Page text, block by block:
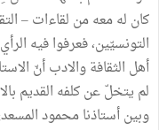
كان لهمعهمن لقاءات–
التونسيّين،فعرفوافيه الرأي
أهل الثقافةوالادبأنّ
لم يتخلّعنكلفه القديم
وبينأستاذنامحمود